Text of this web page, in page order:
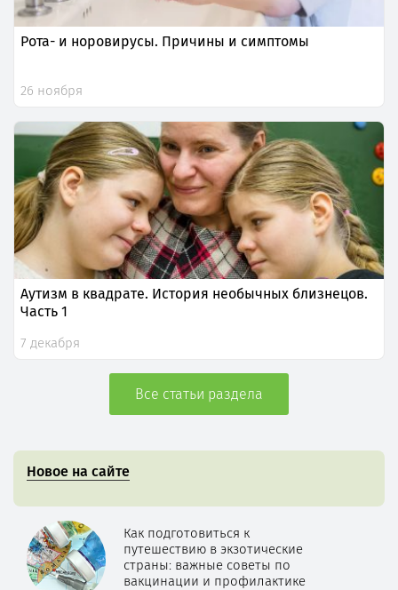
Рота- и норовирусы. Причины и симптомы
26 ноября
Аутизм в квадрате. История необычных близнецов.
Часть 1
7 декабря
Все статьи раздела
Новое на сайте
Как подготовиться к
путешествию в экзотические
страны: важные советы по
вакцинации и профилактике